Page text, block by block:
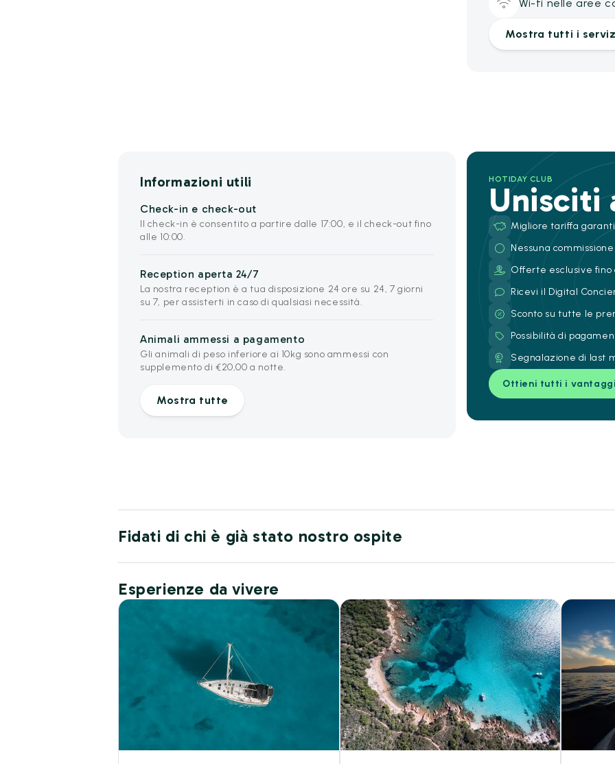
Wi-fi nelle aree
Mostra tutti i
Informazioni utili
Check-in e check-out
Il check-in è consentito a partire dalle 17:00, e il check-out fino
alle 10:00.
Reception aperta 24/7
La nostra reception è a tua disposizione 24 ore su 24, 7 giorni
su 7, per assisterti in caso di qualsiasi necessità.
Animali ammessi a pagamento
Gli animali di peso inferiore ai 10kg sono ammessi con
supplemento di €20,00 a notte.
Mostra tutte
HOTIDAY CLUB
Unisciti
Migliore tariffa
Nessuna commissione
Offerte esclusive fino
Ricevi il Digital
Sconto su tutte le
Possibilità di
Segnalazione di last
Ottieni tutti i
Fidati di chi è già stato nostro ospite
Esperienze da vivere